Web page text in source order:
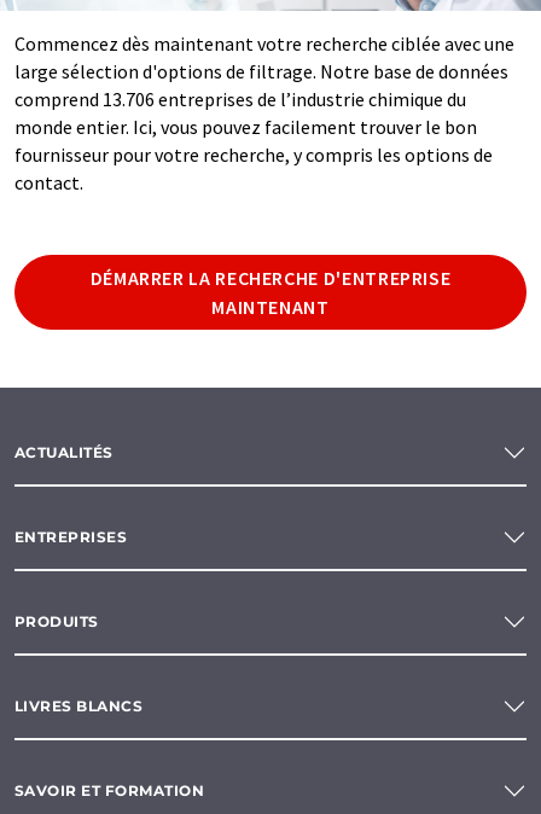
Commencez dès maintenant votre recherche ciblée avec une
large sélection d'options de filtrage. Notre base de données
comprend 13.706 entreprises de l’industrie chimique du
monde entier. Ici, vous pouvez facilement trouver le bon
fournisseur pour votre recherche, y compris les options de
contact.
DÉMARRER LA RECHERCHE D'ENTREPRISE
MAINTENANT
ACTUALITÉS
ENTREPRISES
PRODUITS
LIVRES BLANCS
SAVOIR ET FORMATION